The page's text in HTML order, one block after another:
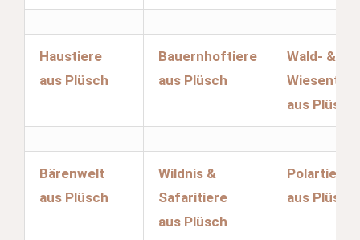
Haustiere
aus Plüsch
Bauernhoftiere
aus Plüsch
Wald- &
aus Plüsch
Bärenwelt
aus Plüsch
Wildnis &
Safaritiere
aus Plüsch
Polartiere
aus Plüsch